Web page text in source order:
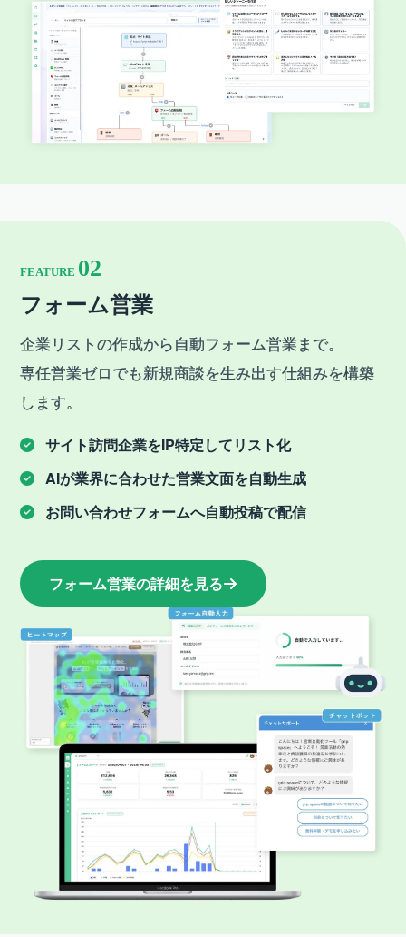
FEATURE 02
フォーム営業
企業リストの作成から自動フォーム営業まで。
専任営業ゼロでも新規商談を生み出す仕組みを構築
します。
サイト訪問企業をIP特定してリスト化
AIが業界に合わせた営業文面を自動生成
お問い合わせフォームへ自動投稿で配信
フォーム営業の詳細を見る